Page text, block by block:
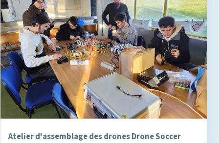
Atelier d'assemblage des drones Drone Soccer